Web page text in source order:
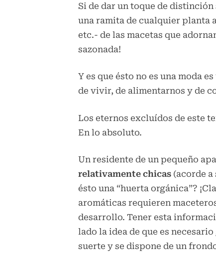
Si de dar un toque de
una ramita de cualquier planta
etc.- de las macetas que
sazonada!
Y es que ésto no es una moda
de vivir, de alimentarnos y de
Los eternos excluídos de este
En lo absoluto.
Un residente de un pequeño
relativamente chicas (acorde
ésto una “huerta orgánica”?
aromáticas requieren
desarrollo. Tener esta
lado la idea de que es
suerte y se dispone de un